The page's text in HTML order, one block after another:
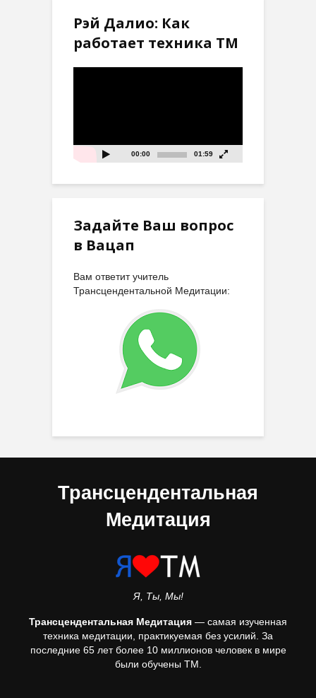
Рэй Далио: Как
работает техника ТМ
00:00 01:59
Задайте Ваш вопрос
в Вацап
Вам ответит учитель
Трансцендентальной Медитации:
Трансцендентальная
Медитация
Я, Ты, Мы!
Трансцендентальная Медитация — самая изученная
техника медитации, практикуемая без усилий. За
последние 65 лет более 10 миллионов человек в мире
были обучены ТМ.